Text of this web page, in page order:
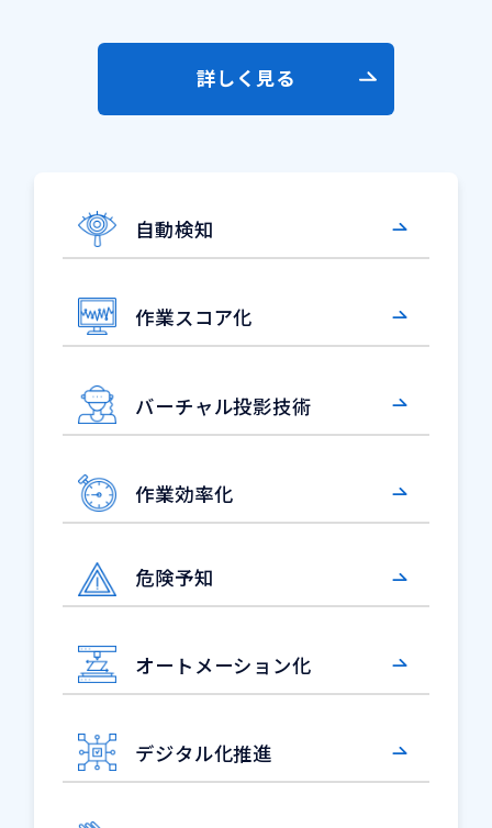
詳しく見る
自動検知
作業スコア化
バーチャル投影技術
作業効率化
危険予知
オートメーション化
デジタル化推進